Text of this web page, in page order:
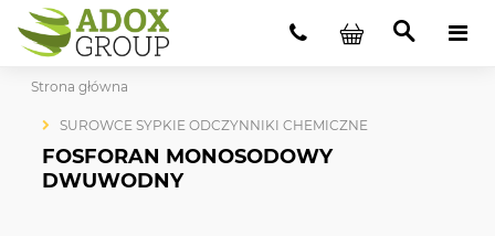
Strona główna
SUROWCE SYPKIE ODCZYNNIKI CHEMICZNE
FOSFORAN MONOSODOWY
DWUWODNY